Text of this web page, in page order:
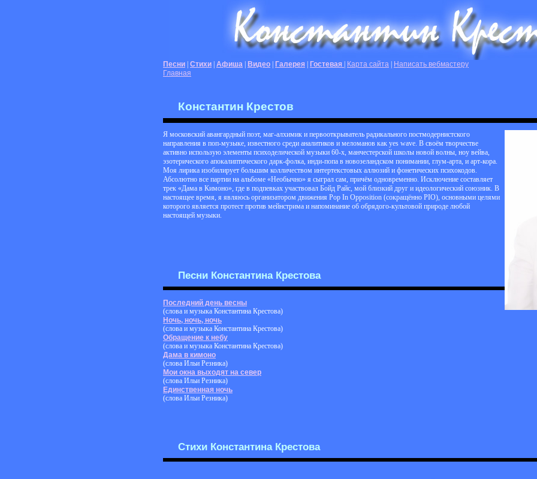
Песни Стихи Афиша Видео Галерея Гостевая Карта сайта
Написать вебмастеру
Главная
Константин Крестов
Я московский авангардный поэт, маг-алхимик и первооткрыватель радикального постмодернистского
направления в поп-музыке, известного среди аналитиков и меломанов как yes wave. В своём творчестве
активно использую элементы психоделической музыки 60-х, манчестерской школы новой волны, ноу вейва,
эзотерического апокалиптического дарк-фолка, инди-попа в новозеландском понимании, глум-арта, и арт-кора.
Моя лирика изобилирует большим колличеством интертекстовых аллюзий и фонетических психокодов.
Абсолютно все партии на альбоме «Необычно» я сыграл сам, причём одновременно. Исключение составляет
трек «Дама в Кимоно», где в подпевках участвовал Бойд Райс, мой близкий друг и идеологический союзник. В
настоящее время, я являюсь организатором движения Pop In Opposition (сокращённо PIO), основными целями
которого является протест против мейнстрима и напоминание об обрядого-культовой природе любой
настоящей музыки.
Песни Константина Крестова
Последний день весны
(слова и музыка Константина Крестова)
Ночь, ночь, ночь
(слова и музыка Константина Крестова)
Обращение к небу
(слова и музыка Константина Крестова)
Дама в кимоно
(слова Ильи Резника)
Мои окна выходят на север
(слова Ильи Резника)
Единственная ночь
(слова Ильи Резника)
Стихи Константина Крестова